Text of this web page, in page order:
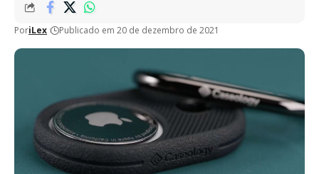
PoriLex Publicado em 20 de dezembro de 2021